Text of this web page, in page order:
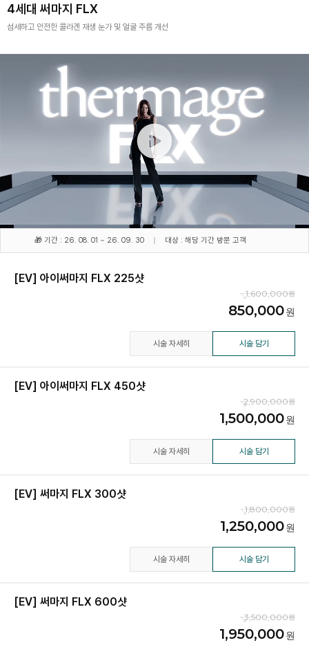
4세대 써마지 FLX
섬세하고 안전한 콜라겐 재생 눈가 및 얼굴 주름 개선
🎁 기간 : 26. 08. 01 ~ 26. 09. 30 대상 : 해당 기간 방문 고객
[EV] 아이써마지 FLX 225샷
1,600,000
850,000
시술 자세히 시술 담기
[EV] 아이써마지 FLX 450샷
2,900,000
1,500,000
시술 자세히 시술 담기
[EV] 써마지 FLX 300샷
1,800,000
1,250,000
시술 자세히 시술 담기
[EV] 써마지 FLX 600샷
3,500,000
1,950,000